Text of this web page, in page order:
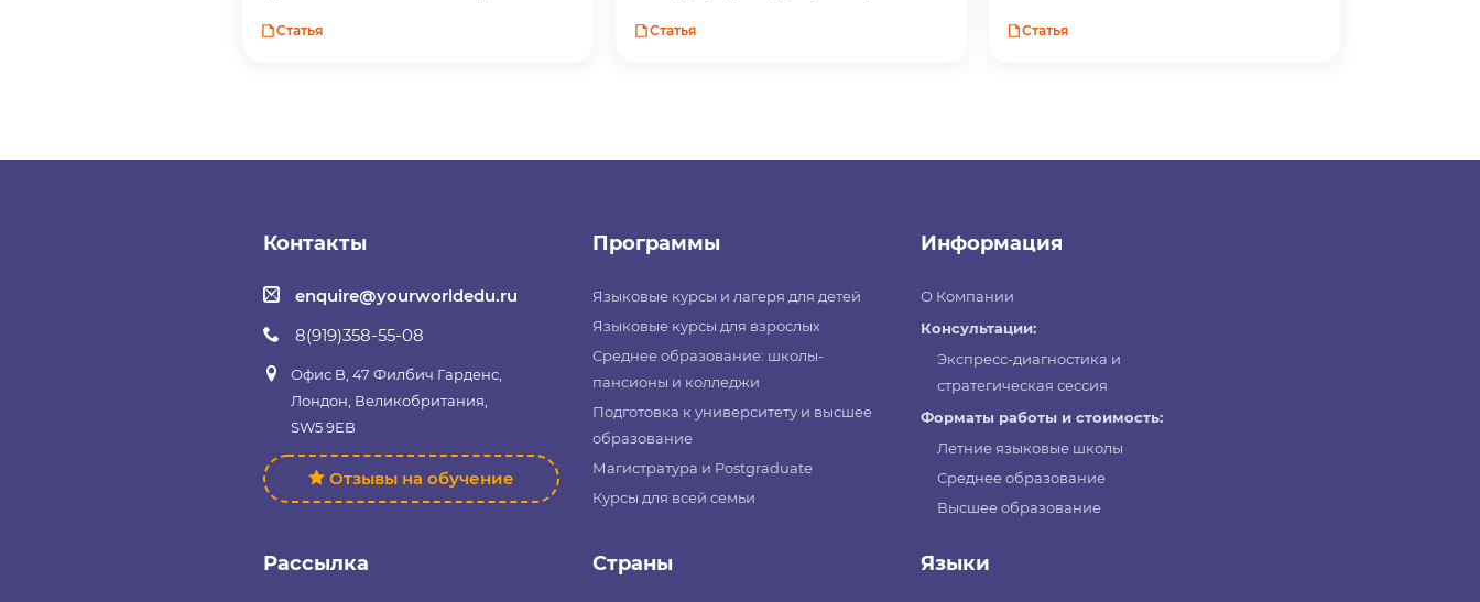
Статья Статья Статья
Контакты
enquire@yourworldedu.ru
8(919)358-55-08
Офис B, 47 Филбич Гарденс,
Лондон, Великобритания,
SW5 9EB
Отзывы на обучение
Программы
Языковые курсы и лагеря для детей
Языковые курсы для взрослых
Среднее образование: школы-
пансионы и колледжи
Подготовка к университету и высшее
образование
Магистратура и Postgraduate
Курсы для всей семьи
Информация
О Компании
Консультации:
Экспресс-диагностика и
стратегическая сессия
Форматы работы и стоимость:
Летние языковые школы
Среднее образование
Высшее образование
Рассылка Страны Языки